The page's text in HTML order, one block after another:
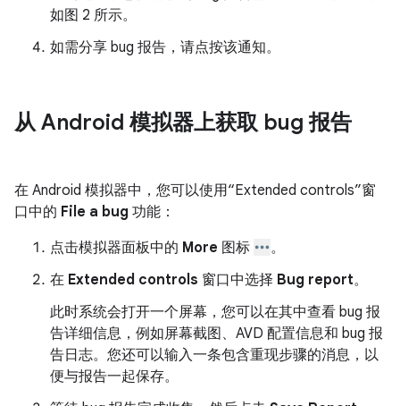
如图 2 所示。
如需分享 bug 报告，请点按该通知。
从 Android 模拟器上获取 bug 报告
在 Android 模拟器中，您可以使用“Extended controls”窗
口中的 File a bug 功能：
点击模拟器面板中的 More 图标
。
在 Extended controls 窗口中选择 Bug report。
此时系统会打开一个屏幕，您可以在其中查看 bug 报
告详细信息，例如屏幕截图、AVD 配置信息和 bug 报
告日志。您还可以输入一条包含重现步骤的消息，以
便与报告一起保存。